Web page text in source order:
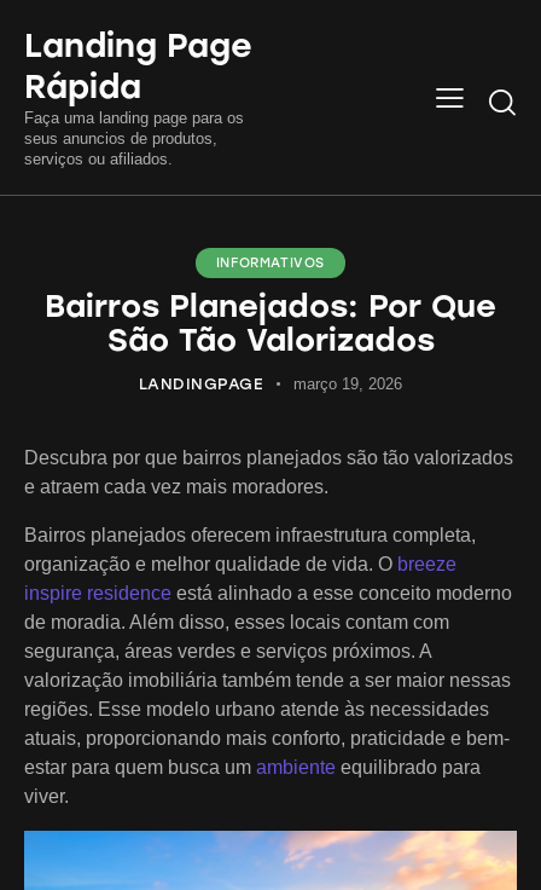
Landing Page
Rápida
Faça uma landing page para os
seus anuncios de produtos,
serviços ou afiliados.
INFORMATIVOS
Bairros Planejados: Por Que
São Tão Valorizados
LANDINGPAGE março 19, 2026
Descubra por que bairros planejados são tão valorizados
e atraem cada vez mais moradores.
Bairros planejados oferecem infraestrutura completa,
organização e melhor qualidade de vida. O breeze
inspire residence está alinhado a esse conceito moderno
de moradia. Além disso, esses locais contam com
segurança, áreas verdes e serviços próximos. A
valorização imobiliária também tende a ser maior nessas
regiões. Esse modelo urbano atende às necessidades
atuais, proporcionando mais conforto, praticidade e bem-
estar para quem busca um ambiente equilibrado para
viver.